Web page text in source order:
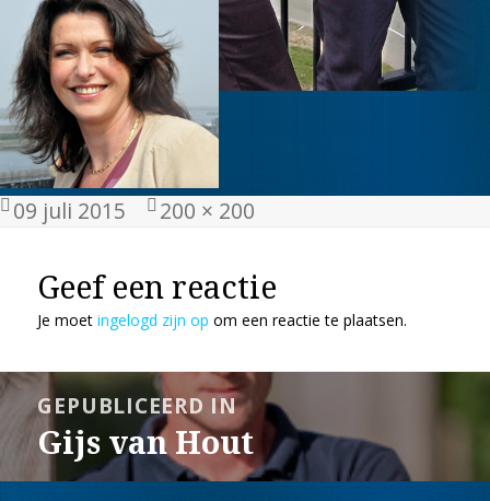
Geplaatst
09 juli 2015
Volledige
200 × 200
Geef een reactie
Je moetingelogd zijn op om een reactie te plaatsen.
Bericht
navigatieGEPUBLICEERD IN
Gijs van Hout